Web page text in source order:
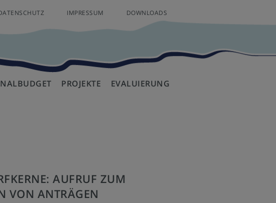
IMPRESSUM DOWNLOADS
PROJEKTE
EVALUIERUNG
AUFRUF ZUM
VON ANTRÄGEN